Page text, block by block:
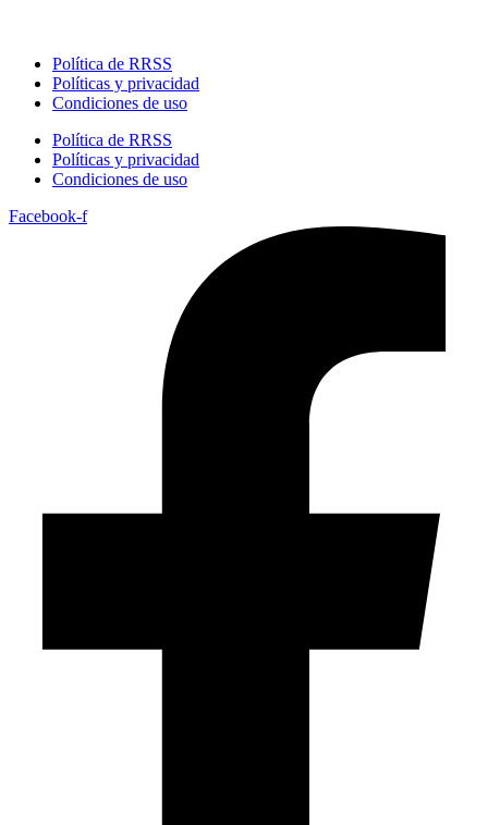
Política de RRSS
Políticas y privacidad
Condiciones de uso
Política de RRSS
Políticas y privacidad
Condiciones de uso
Facebook-f